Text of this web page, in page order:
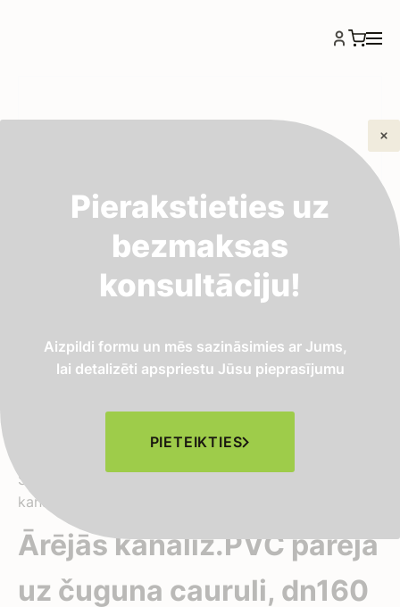
Sākums
kanaliz.PVC pāreja uz čuguna cauruli, dn160
Ārējās kanaliz.PVC pāreja
uz čuguna cauruli, dn160
Pierakstieties uz
bezmaksas
konsultāciju!
Aizpildi formu un mēs sazināsimies ar Jums,
lai detalizēti apspriestu Jūsu pieprasījumu
PIETEIKTIES